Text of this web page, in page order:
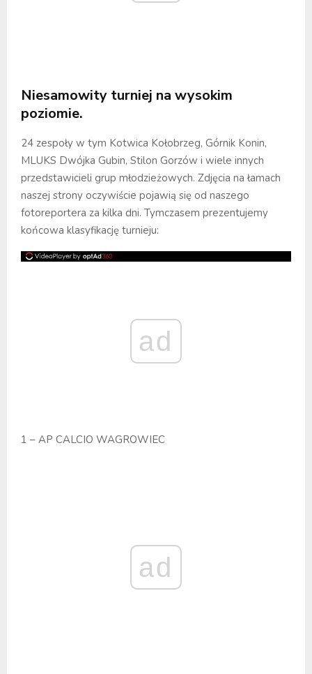
Niesamowity turniej na wysokim
poziomie.
24 zespoły w tym Kotwica Kołobrzeg, Górnik Konin,
MLUKS Dwójka Gubin, Stilon Gorzów i wiele innych
przedstawicieli grup młodzieżowych. Zdjęcia na łamach
naszej strony oczywiście pojawią się od naszego
fotoreportera za kilka dni. Tymczasem prezentujemy
końcowa klasyfikację turnieju:
ad
1 – AP CALCIO WAGROWIEC
ad